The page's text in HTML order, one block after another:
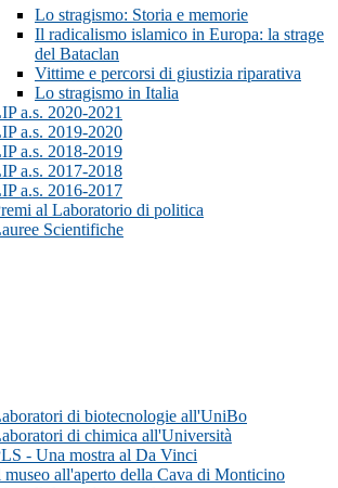
Lo stragismo: Storia e memorie
Il radicalismo islamico in Europa: la strage
del Bataclan
Vittime e percorsi di giustizia riparativa
Lo stragismo in Italia
a.s. 2020-2021
a.s. 2019-2020
a.s. 2018-2019
a.s. 2017-2018
a.s. 2016-2017
al Laboratorio di politica
Scientifiche
di biotecnologie all'UniBo
di chimica all'Università
- Una mostra al Da Vinci
museo all'aperto della Cava di Monticino